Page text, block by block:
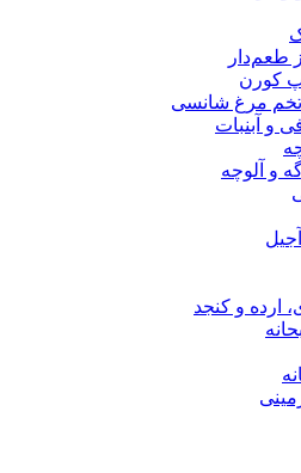
طعم‌دار
کورن
مرغ شانسی
و آبنبات
و آلوچه
ارده و کنجد